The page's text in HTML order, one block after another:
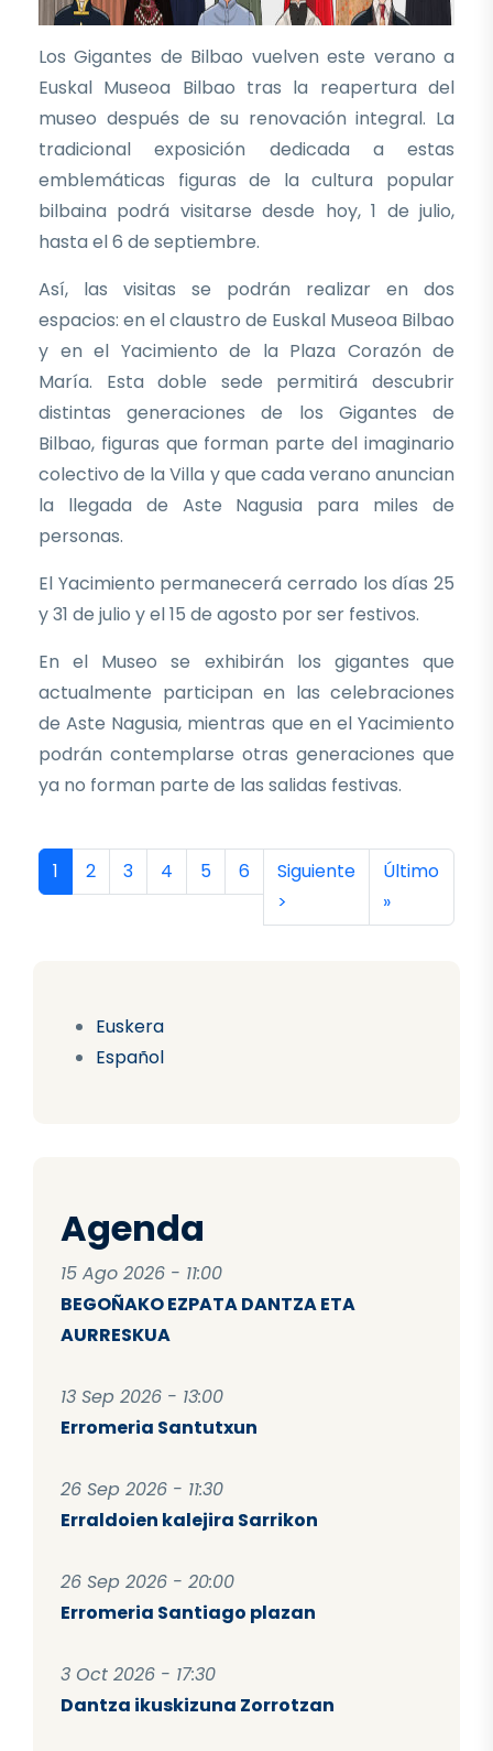
Euskera
Español
Agenda
15 Ago 2026 - 11:00
BEGOÑAKO EZPATA DANTZA ETA
AURRESKUA
13 Sep 2026 - 13:00
Erromeria Santutxun
26 Sep 2026 - 11:30
Erraldoien kalejira Sarrikon
26 Sep 2026 - 20:00
Erromeria Santiago plazan
3 Oct 2026 - 17:30
Dantza ikuskizuna Zorrotzan
Los Gigantes de Bilbao vuelven este verano a
Euskal Museoa Bilbao tras la reapertura del
museo después de su renovación integral. La
tradicional exposición dedicada a estas
emblemáticas figuras de la cultura popular
bilbaina podrá visitarse desde hoy, 1 de julio,
hasta el 6 de septiembre.
Así, las visitas se podrán realizar en dos
espacios: en el claustro de Euskal Museoa Bilbao
y en el Yacimiento de la Plaza Corazón de
María. Esta doble sede permitirá descubrir
distintas generaciones de los Gigantes de
Bilbao, figuras que forman parte del imaginario
colectivo de la Villa y que cada verano anuncian
la llegada de Aste Nagusia para miles de
personas.
El Yacimiento permanecerá cerrado los días 25
y 31 de julio y el 15 de agosto por ser festivos.
En el Museo se exhibirán los gigantes que
actualmente participan en las celebraciones
de Aste Nagusia, mientras que en el Yacimiento
podrán contemplarse otras generaciones que
ya no forman parte de las salidas festivas.
Paginación
Página actual
1 Página
2 Página
3 Página
4 Página
5 Página
6 Siguiente página
Siguiente
>
Última
Último
»